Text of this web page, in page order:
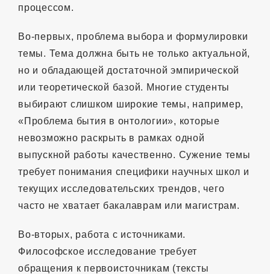
процессом.
Во-первых, проблема выбора и формулировки
темы. Тема должна быть не только актуальной,
но и обладающей достаточной эмпирической
или теоретической базой. Многие студенты
выбирают слишком широкие темы, например,
«Проблема бытия в онтологии», которые
невозможно раскрыть в рамках одной
выпускной работы качественно. Сужение темы
требует понимания специфики научных школ и
текущих исследовательских трендов, чего
часто не хватает бакалаврам или магистрам.
Во-вторых, работа с источниками.
Философское исследование требует
обращения к первоисточникам (тексты